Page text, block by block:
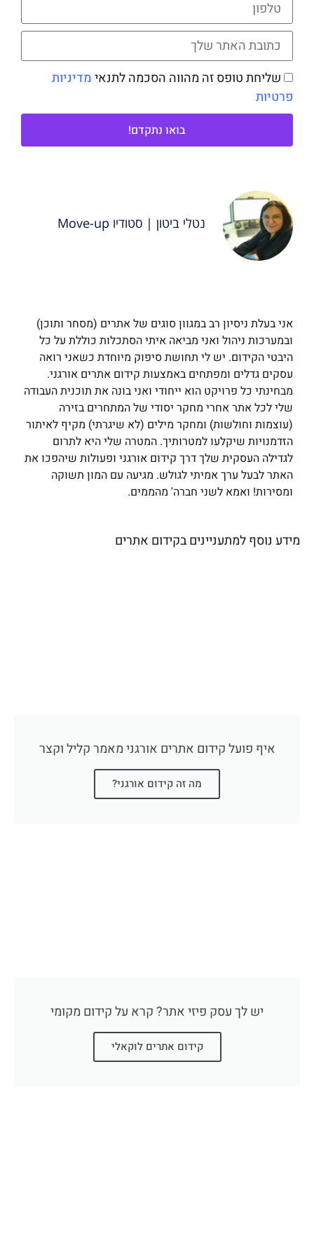
שליחת טופס זה מהווה הסכמה לתנאימדיניות
פרטיות
בואו נתקדם!
נטלי ביטון | סטודיו Move-up
אני בעלת ניסיון רב במגוון סוגים של אתרים (מסחר ותוכן)
ובמערכות ניהול ואני מביאה איתי הסתכלות כוללת על כל
היבטי הקידום. יש לי תחושת סיפוק מיוחדת כשאני רואה
עסקים גדלים ומפתחים באמצעות קידום אתרים אורגני.
מבחינתי כל פרויקט הוא ייחודי ואני בונה את תוכנית העבודה
שלי לכל אתר אחרי מחקר יסודי של המתחרים בזירה
(עוצמות וחולשות) ומחקר מילים (לא שיגרתי) מקיף לאיתור
הזדמנויות שיקלעו למטרותיך. המטרה שלי היא לתרום
לגדילה העסקית שלך דרך קידום אורגני ופעולות שיהפכו את
האתר לבעל ערך אמיתי לגולש. מגיעה עם המון תשוקה
ומסירות! ואמא לשני חברה' מהממים.
מידע נוסף למתעניינים בקידום אתרים
איף פועל קידום אתרים אורגני מאמר קליל וקצר
מה זה קידום אורגני?
יש לך עסק פיזי אתר? קרא על קידום מקומי
קידום אתרים לוקאלי